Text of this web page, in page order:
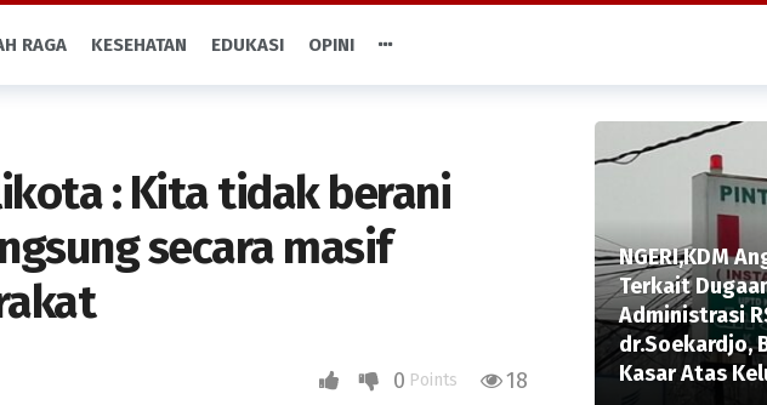
RAGA KESEHATAN EDUKASI OPINI
: Kita tidak berani
secara masif
0 Points 18
NGERI,KDM
Terkait
Administrasi
dr.Soekardjo,
Kasar Atas